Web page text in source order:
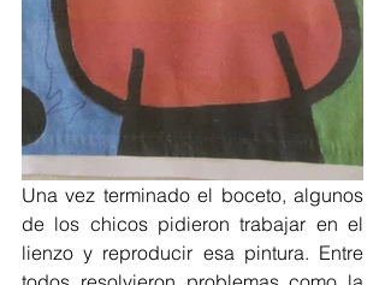
Una vez terminado el boceto, algunos
de los chicos pidieron trabajar en el
lienzo y reproducir esa pintura. Entre